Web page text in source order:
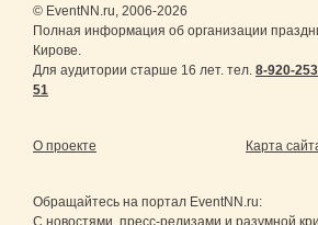
© EventNN.ru, 2006-2026
Полная информация об организации
Кирове.
Для аудитории старше 16 лет. тел. 8-920-
51
О проекте Карта
Обращайтесь на портал EventNN.ru:
С новостями, пресс-релизами и разумной